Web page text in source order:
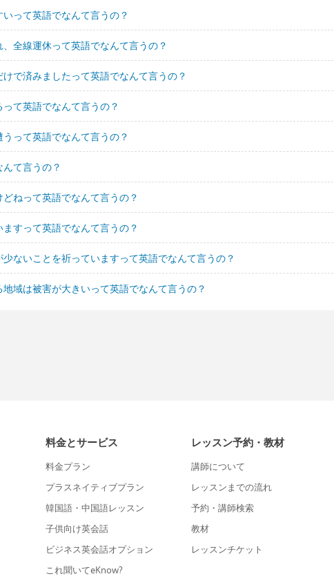
って英語でなんて言うの？
全線運休って英語でなんて言うの？
で済みましたって英語でなんて言うの？
て英語でなんて言うの？
って英語でなんて言うの？
て言うの？
ねって英語でなんて言うの？
すって英語でなんて言うの？
ないことを祈っていますって英語でなんて言うの？
域は被害が大きいって英語でなんて言うの？
料金とサービス
料金プラン
プラスネイティブプラン
韓国語・中国語レッスン
子供向け英会話
ビジネス英会話オプション
これ聞いてeKnow?
レッスン予約・教材
講師について
レッスンまでの流れ
予約・講師検索
教材
レッスンチケット